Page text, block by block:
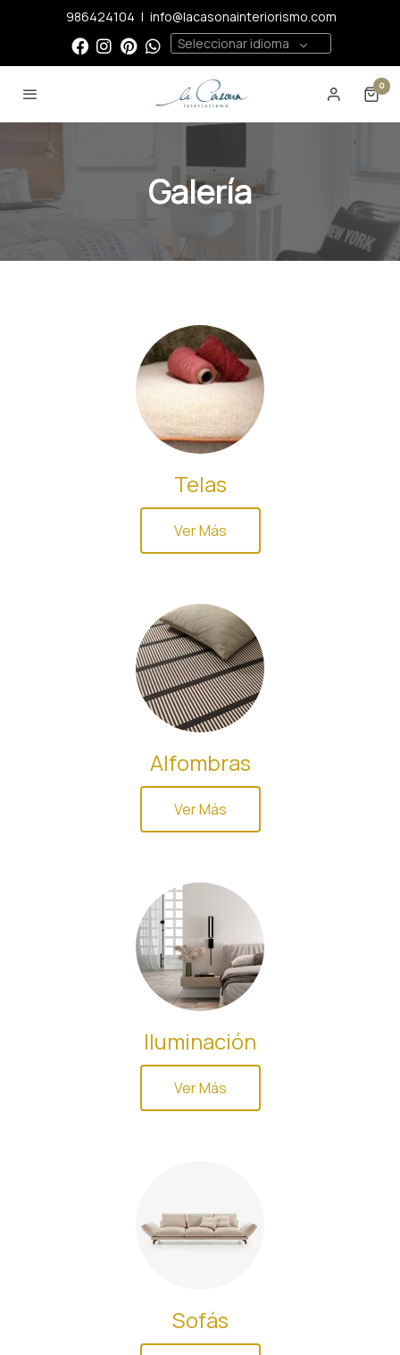
986424104 | info@lacasonainteriorismo.com
Seleccionar idioma
0
Galería
Telas
Ver Más
Alfombras
Ver Más
Iluminación
Ver Más
Sofás